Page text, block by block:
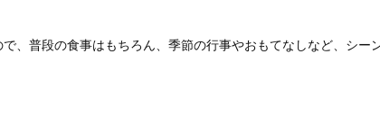
、普段の食事はもちろん、季節の行事やおもてなしなど、シー